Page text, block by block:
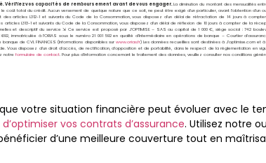
Vérifiez vos capacités de remboursement avant de vous engager.La diminution du montant des mensualités
coût total du crédit. Aucun versement de quelque nature que ce soit, ne peut être exigé d’un particulier, avant l’obtention d’un
des articles L312-1 et suivants du Code de la Consommation, vous disposez d’un délai de rétractation de 14 jours à
articles L313-1 et suivants du Code de la Consommation, vous disposez d’un délai de réflexion de 10 jours à compter de la
et descriptif du service ⇲ Ce service est proposé par J’OPTIMISE – SAS au capital de 1 000 €, siège social : 742
692, immatriculée à l’ORIAS sous le numéro 21 001 592 en qualité d’Intermédiaire en opérations de banque – Courtier
de CVL FINANCES (Informations disponibles sur www.orias.fr) Les données recueillies sont destinées à J’optimise.com et
Vous disposez d’un droit d’accès, de rectification, d’opposition et de portabilité, dans le respect de la réglementation en
notre formulaire de contact. Pour plus d’information concernant le traitement des données, veuillez consulter nos conditions
votre situation financière peut évoluer avec le
vos contrats d’assurance. Utilisez notre
d’une meilleure couverture tout en